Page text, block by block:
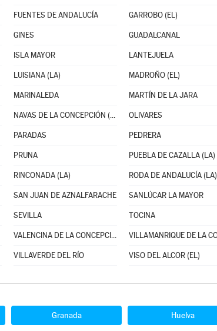
FUENTES DE ANDALUCÍA GARROBO (EL)
GINES GUADALCANAL
ISLA MAYOR LANTEJUELA
LUISIANA (LA) MADROÑO (EL)
MARINALEDA MARTÍN DE LA JARA
NAVAS DE LA CONCEPCIÓN (LAS) OLIVARES
PARADAS PEDRERA
PRUNA PUEBLA DE CAZALLA (LA)
RINCONADA (LA) RODA DE ANDALUCÍA (LA)
SAN JUAN DE AZNALFARACHE SANLÚCAR LA MAYOR
SEVILLA TOCINA
VALENCINA DE LA CONCEPCIÓN
VILLAVERDE DEL RÍO VISO DEL ALCOR (EL)
Granada Huelva